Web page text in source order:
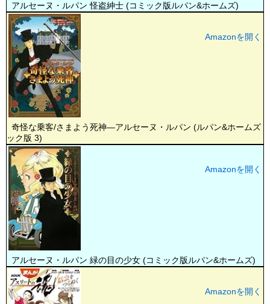
アルセーヌ・ルパン 怪盗紳士 (コミック版ルパン&ホームズ)
奇怪な乗客/さまよう死神―アルセーヌ・ルパン (ルパン&ホームズ
ック版 3)
Amazonを開く
アルセーヌ・ルパン 緑の目の少女 (コミック版ルパン&ホームズ)
Amazonを開く
Amazonを開く